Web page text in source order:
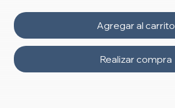
Agregar al carrito
Realizar compra